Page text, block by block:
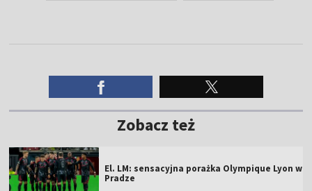
Zobacz też
El. LM: sensacyjna porażka Olympique Lyon w
Pradze